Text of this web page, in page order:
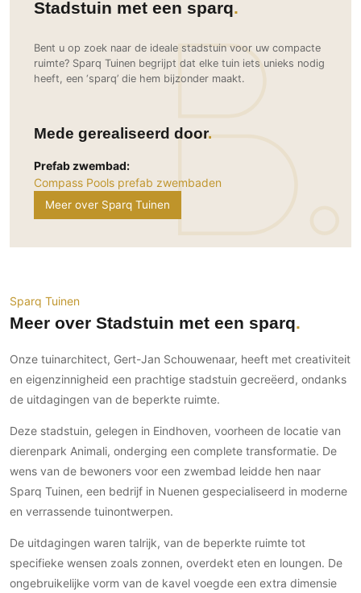
Woondecoratie
Inrichting
Roomdividers
Haarden
Glas
Interieurbouw
Keukens
Keukenapparatuur
Keukenbladen
Keukenaccessoires
Keukenkranen
Ramen en deuren
Aluminium deuren
Houten deuren
Systeemwanden
Deurbeslag
Ramen
Deursystemen
Glazen wandsystemen
Garagedeuren
Zonwering
Zonwering
Buitenshutters
Overig
3D visualisaties
Gevelbekleding
Gevelstenen
Stucwerk
Schilderwerk buiten
Tuinmeubelen
Omheining
Zwemmen
Zwembad en zwemvijver
Tuin wellness
Natuursteen en keramiek
buitenvloeren
Zonwering
Zonwering buiten
Kinderkamer
Slaapkamer
Thuisbioscoop
Wellness
Wijnkelder
Woonkamer
Tuin
Zwembad
Zakelijk
Kantoor
Stadstuin met een sparq
Bent u op zoek naar de ideale stadstuin voor uw compacte
ruimte? Sparq Tuinen begrijpt dat elke tuin iets unieks nodig
heeft, een ‘sparq’ die hem bijzonder maakt.
Mede gerealiseerd door
Prefab zwembad:
Compass Pools prefab zwembaden
Meer over Sparq Tuinen
Sparq Tuinen
Meer over Stadstuin met een sparq
Onze tuinarchitect, Gert-Jan Schouwenaar, heeft met creativiteit
en eigenzinnigheid een prachtige stadstuin gecreëerd, ondanks
de uitdagingen van de beperkte ruimte.
Deze stadstuin, gelegen in Eindhoven, voorheen de locatie van
dierenpark Animali, onderging een complete transformatie. De
wens van de bewoners voor een zwembad leidde hen naar
Sparq Tuinen, een bedrijf in Nuenen gespecialiseerd in moderne
en verrassende tuinontwerpen.
De uitdagingen waren talrijk, van de beperkte ruimte tot
specifieke wensen zoals zonnen, overdekt eten en loungen. De
ongebruikelijke vorm van de kavel voegde een extra dimensie